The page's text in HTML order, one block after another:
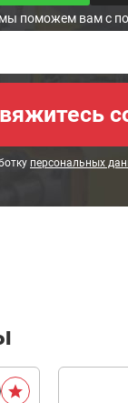
поможем вам с
персональных